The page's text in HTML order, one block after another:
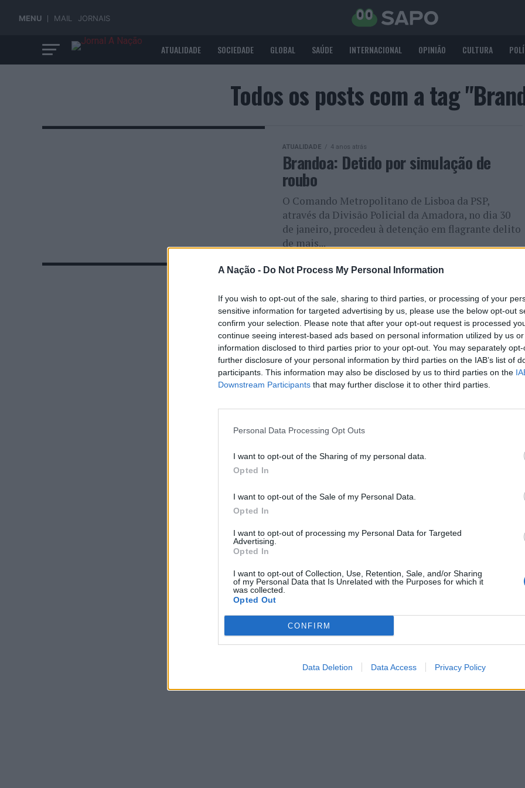
A Nação - Do Not Process My Personal Information
If you wish to opt-out of the sale, sharing to third parties, or processing of your
sensitive information for targeted advertising by us, please use the below opt-out
confirm your selection. Please note that after your opt-out request is processed
continue seeing interest-based ads based on personal information utilized by us
information disclosed to third parties prior to your opt-out. You may separately
further disclosure of your personal information by third parties on the IAB’s list of
participants. This information may also be disclosed by us to third parties on the
Downstream Participants that may further disclose it to other third parties.
Personal Data Processing Opt Outs
I want to opt-out of the Sharing of my personal data.
Opted In
I want to opt-out of the Sale of my Personal Data.
Opted In
I want to opt-out of processing my Personal Data for Targeted
Advertising.
Opted In
I want to opt-out of Collection, Use, Retention, Sale, and/or Sharing
of my Personal Data that Is Unrelated with the Purposes for which it
was collected.
Opted Out
CONFIRM
Data Deletion Data Access Privacy Policy
MENU MAIL JORNAIS
ATUALIDADE SOCIEDADE GLOBAL SAÚDE INTERNACIONAL OPINIÃO CULTURA
Todos os posts com a tag
ATUALIDADE 4 anos atrás
Brandoa: Detido por simulação de
roubo
O Comando Metropolitano de Lisboa da PSP,
através da Divisão Policial da Amadora, no dia 30
de janeiro, procedeu à detenção em flagrante delito
de mais...
Brandoa: PSP detém incendiário
O Comando Metropolitano de Lisboa da PSP,
através da Esquadra da Esquadra da Brandoa da
Divisão Policial da Amadora, no dia 26 de julho,
pelas 17h15,...